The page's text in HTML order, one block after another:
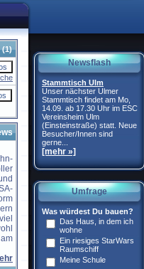
(1)
Newsflash
Stammtisch Ulm
Unser nächster Ulmer
Stammtisch findet am Mo,
14.09. ab 17.30 Uhr im ESC
Vereinsheim Ulm
(Einsteinstraße) statt. Neue
Besucher/Innen sind
gerne...
[mehr »]
Umfrage
Was würdest Du bauen?
Das Haus, in dem ich
wohne
Ein riesiges StarWars
Raumschiff
Meine Schule